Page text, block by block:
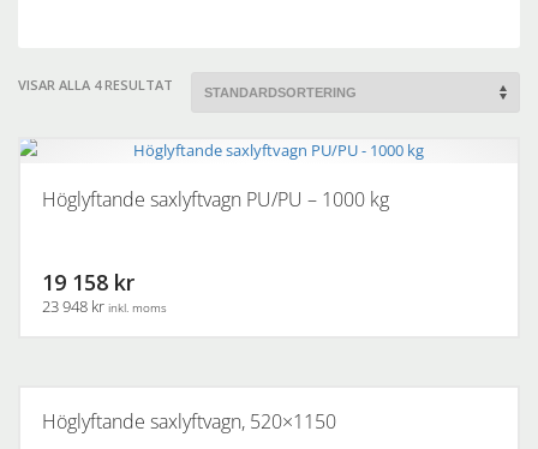
VISAR ALLA 4 RESULTAT
Höglyftande saxlyftvagn PU/PU – 1000 kg
19 158 kr
23 948 kr inkl. moms
Höglyftande saxlyftvagn, 520×1150